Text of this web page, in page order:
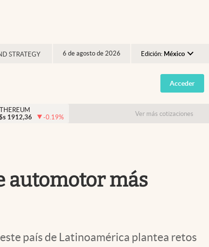
STRATEGY 6 de agosto de 2026 Edición: México
Argentina
España
USA
Acceder
1912,36 -0.19% Ver más cotizaciones
automotor más
país de Latinoamérica plantea retos